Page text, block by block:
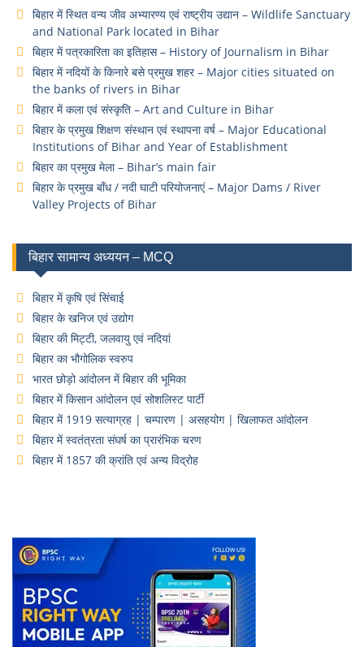
बिहार में स्थित वन्य जीव अभ्यारण्य एवं राष्ट्रीय उद्यान – Wildlife Sanctuary
and National Park located in Bihar
बिहार में पत्रकारिता का इतिहास – History of Journalism in Bihar
बिहार में नदियों के किनारे बसे प्रमुख शहर – Major cities situated on
the banks of rivers in Bihar
बिहार में कला एवं संस्कृति – Art and Culture in Bihar
बिहार के प्रमुख शिक्षण संस्थान एवं स्थापना वर्ष – Major Educational
Institutions of Bihar and Year of Establishment
बिहार का प्रमुख मेला – Bihar’s main fair
बिहार के प्रमुख बाँध / नदी घाटी परियोजनाएं – Major Dams / River
Valley Projects of Bihar
बिहार सामान्य अध्ययन – MCQ
बिहार में कृषि एवं सिंचाई
बिहार के खनिज एवं उद्योग
बिहार की मिट्टी, जलवायु एवं नदियां
बिहार का भौगोलिक स्वरुप
भारत छोड़ो आंदोलन में बिहार की भूमिका
बिहार में किसान आंदोलन एवं सोशलिस्ट पार्टी
बिहार में 1919 सत्याग्रह | चम्पारण | असहयोग | खिलाफत आंदोलन
बिहार में स्वतंत्रता संघर्ष का प्रारंभिक चरण
बिहार में 1857 की क्रांति एवं अन्य विद्रोह